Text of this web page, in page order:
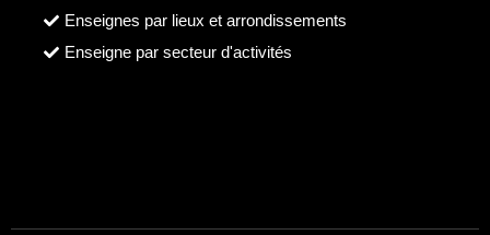
Enseignes par lieux et arrondissements
Enseigne par secteur d'activités